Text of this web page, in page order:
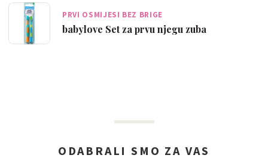
PRVI OSMIJESI BEZ BRIGE
babylove Set za prvu njegu zuba